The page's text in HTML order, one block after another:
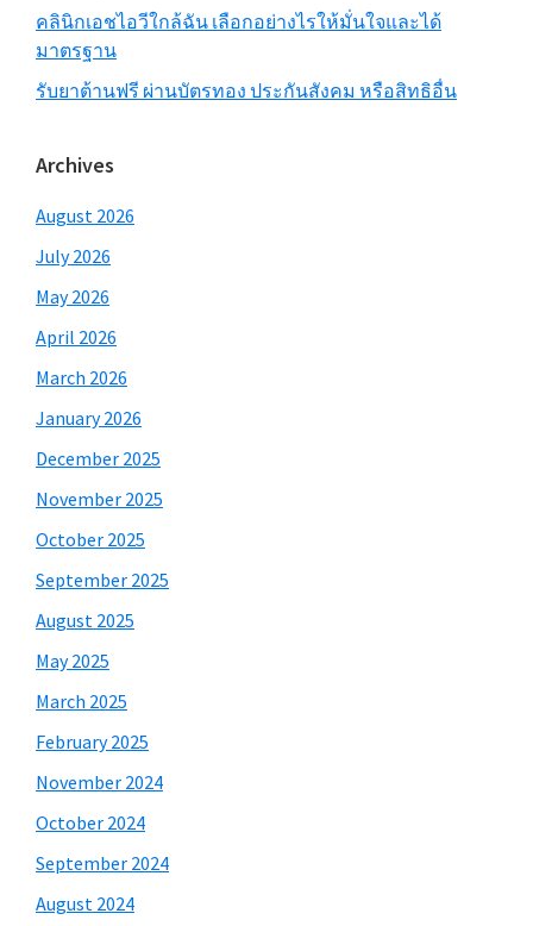
คลินิกเอชไอวีใกล้ฉัน เลือกอย่างไรให้มั่นใจและได้
มาตรฐาน
รับยาต้านฟรี ผ่านบัตรทอง ประกันสังคม หรือสิทธิอื่น
Archives
August 2026
July 2026
May 2026
April 2026
March 2026
January 2026
December 2025
November 2025
October 2025
September 2025
August 2025
May 2025
March 2025
February 2025
November 2024
October 2024
September 2024
August 2024